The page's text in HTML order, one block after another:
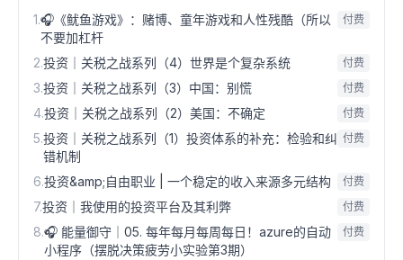
1.🎧《鱿鱼游戏》：赌博、童年游戏和人性残酷（所以
不要加杠杆
付费
2.投资｜关税之战系列（4）世界是个复杂系统 付费
3.投资｜关税之战系列（3）中国：别慌 付费
4.投资｜关税之战系列（2）美国：不确定 付费
5.投资｜关税之战系列（1）投资体系的补充：检验和纠
错机制
付费
6.投资&amp;自由职业 | 一个稳定的收入来源多元结构 付费
7.投资｜我使用的投资平台及其利弊 付费
8.🎧 能量御守｜05. 每年每月每周每日！azure的自动
小程序（摆脱决策疲劳小实验第3期）
付费